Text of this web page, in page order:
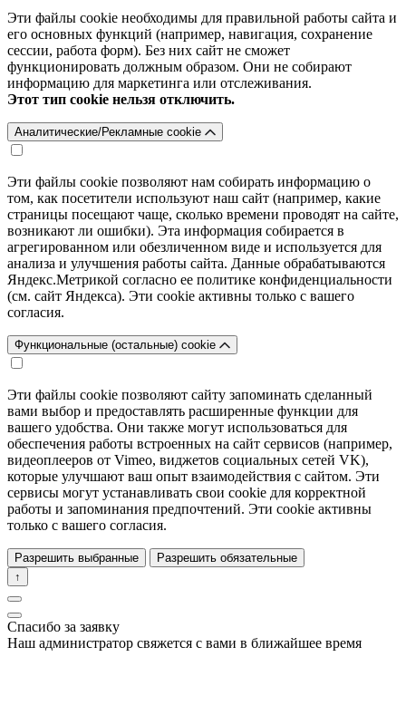
Эти файлы cookie необходимы для правильной работы сайта и
его основных функций (например, навигация, сохранение
сессии, работа форм). Без них сайт не сможет
функционировать должным образом. Они не собирают
информацию для маркетинга или отслеживания.
Этот тип cookie нельзя отключить.
Аналитические/Рекламные cookie
Эти файлы cookie позволяют нам собирать информацию о
том, как посетители используют наш сайт (например, какие
страницы посещают чаще, сколько времени проводят на сайте,
возникают ли ошибки). Эта информация собирается в
агрегированном или обезличенном виде и используется для
анализа и улучшения работы сайта. Данные обрабатываются
Яндекс.Метрикой согласно ее политике конфиденциальности
(см. сайт Яндекса). Эти cookie активны только с вашего
согласия.
Функциональные (остальные) cookie
Эти файлы cookie позволяют сайту запоминать сделанный
вами выбор и предоставлять расширенные функции для
вашего удобства. Они также могут использоваться для
обеспечения работы встроенных на сайт сервисов (например,
видеоплееров от Vimeo, виджетов социальных сетей VK),
которые улучшают ваш опыт взаимодействия с сайтом. Эти
сервисы могут устанавливать свои cookie для корректной
работы и запоминания предпочтений. Эти cookie активны
только с вашего согласия.
Разрешить выбранные
Разрешить обязательные
↑
Спасибо за заявку
Наш администратор свяжется с вами в ближайшее время